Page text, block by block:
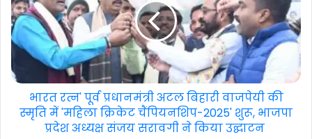
भारत रत्न' पूर्व प्रधानमंत्री अटल बिहारी वाजपेयी की
स्मृति में 'महिला क्रिकेट चैंपियनशिप-2025' शुरू, भाजपा
प्रदेश अध्यक्ष संजय सरावगी ने किया उद्घाटन